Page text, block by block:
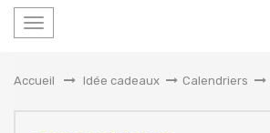
Basculer
Accueil
&gt;Idée cadeaux > Calendriers >